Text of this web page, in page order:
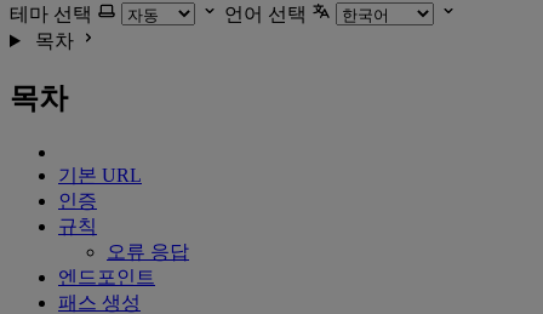
테마 선택
언어 선택
목차
목차
기본 URL
인증
규칙
오류 응답
엔드포인트
패스 생성